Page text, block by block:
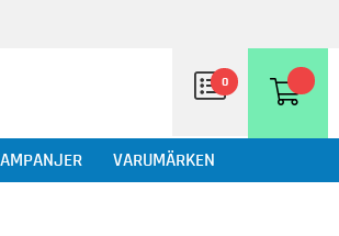
0
VARUMÄRKEN